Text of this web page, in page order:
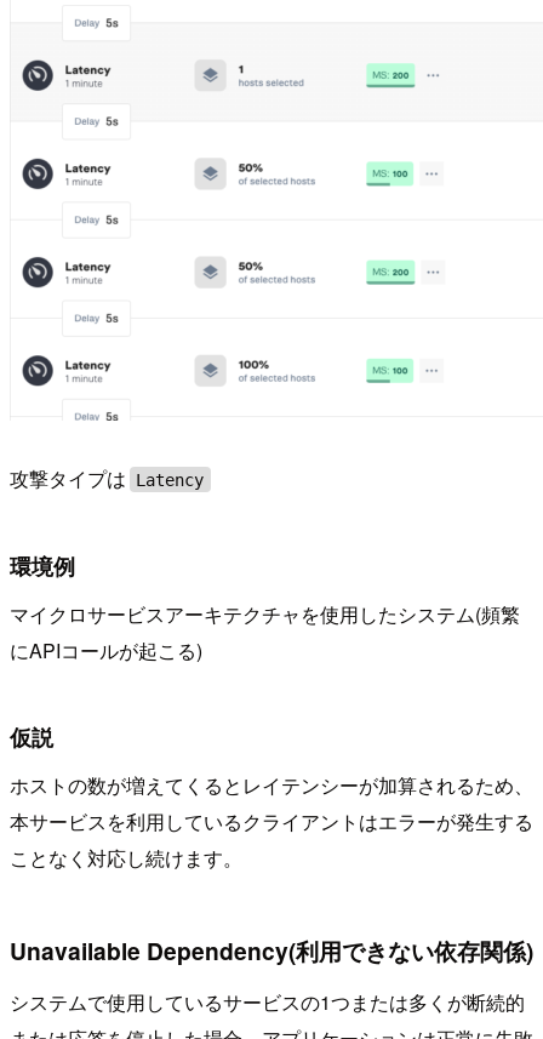
攻撃タイプは Latency
環境例
マイクロサービスアーキテクチャを使用したシステム(頻繁
にAPIコールが起こる)
仮説
ホストの数が増えてくるとレイテンシーが加算されるため、
本サービスを利用しているクライアントはエラーが発生する
ことなく対応し続けます。
Unavailable Dependency(利用できない依存関係)
システムで使用しているサービスの1つまたは多くが断続的